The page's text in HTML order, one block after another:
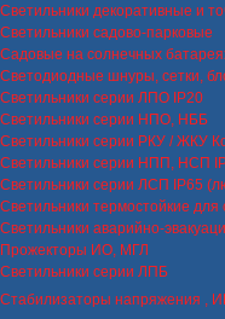
Светильники декоративные и
Светильники садово-парковые
Садовые на солнечных
Светодиодные шнуры, сетки,
Светильники серии ЛПО IP20
Светильники серии НПО, НББ
Светильники серии РКУ / ЖКУ
Светильники серии НПП, НСП
Светильники серии ЛСП IP65
Светильники термостойкие для
Светильники аварийно-
Прожекторы ИО, МГЛ
Светильники серии ЛПБ
Стабилизаторы напряжения ,